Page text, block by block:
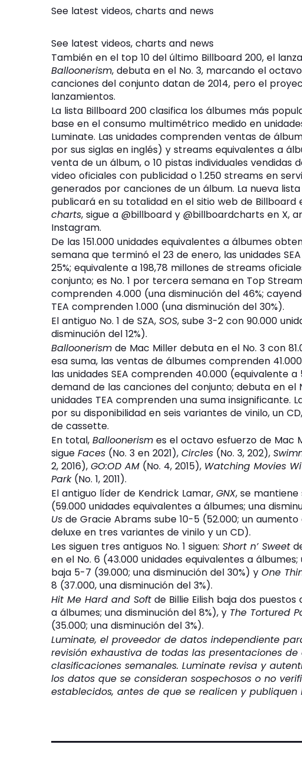
See latest videos, charts and news
See latest videos, charts and news
También en el top 10 del último Billboard 200, el
Balloonerism, debuta en el No. 3, marcando el
canciones del conjunto datan de 2014, pero el
lanzamientos.
La lista Billboard 200 clasifica los álbumes más
base en el consumo multimétrico medido en
Luminate. Las unidades comprenden ventas de
por sus siglas en inglés) y streams equivalentes a
venta de un álbum, o 10 pistas individuales vendidas
video oficiales con publicidad o 1.250 streams en
generados por canciones de un álbum. La nueva
publicará en su totalidad en el sitio web de
charts, sigue a @billboard y @billboardcharts en X,
Instagram.
De las 151.000 unidades equivalentes a álbumes
semana que terminó el 23 de enero, las unidades
25%; equivalente a 198,78 millones de streams
conjunto; es No. 1 por tercera semana en Top
comprenden 4.000 (una disminución del 46%;
TEA comprenden 1.000 (una disminución del 30%).
El antiguo No. 1 de SZA, SOS, sube 3-2 con 90.000
disminución del 12%).
Balloonerism de Mac Miller debuta en el No. 3 con
esa suma, las ventas de álbumes comprenden
las unidades SEA comprenden 40.000 (equivalente
demand de las canciones del conjunto; debuta en el
unidades TEA comprenden una suma insignificante.
por su disponibilidad en seis variantes de vinilo, un
de cassette.
En total, Balloonerism es el octavo esfuerzo de Mac
sigue Faces (No. 3 en 2021), Circles (No. 3, 202),
2, 2016), GO:OD AM (No. 4, 2015), Watching Movies
Park(No. 1, 2011).
El antiguo líder de Kendrick Lamar, GNX, se mantiene
(59.000 unidades equivalentes a álbumes; una
Us de Gracie Abrams sube 10-5 (52.000; un
deluxe en tres variantes de vinilo y un CD).
Les siguen tres antiguos No. 1 siguen: Short n’ Sweet
en el No. 6 (43.000 unidades equivalentes a álbumes;
baja 5-7 (39.000; una disminución del 30%) y One
8 (37.000, una disminución del 3%).
Hit Me Hard and Soft de Billie Eilish baja dos
a álbumes; una disminución del 8%), y The Tortured
(35.000; una disminución del 3%).
Luminate, el proveedor de datos independiente
revisión exhaustiva de todas las presentaciones
clasificaciones semanales. Luminate revisa y
los datos que se consideran sospechosos o no
establecidos, antes de que se realicen y publiquen